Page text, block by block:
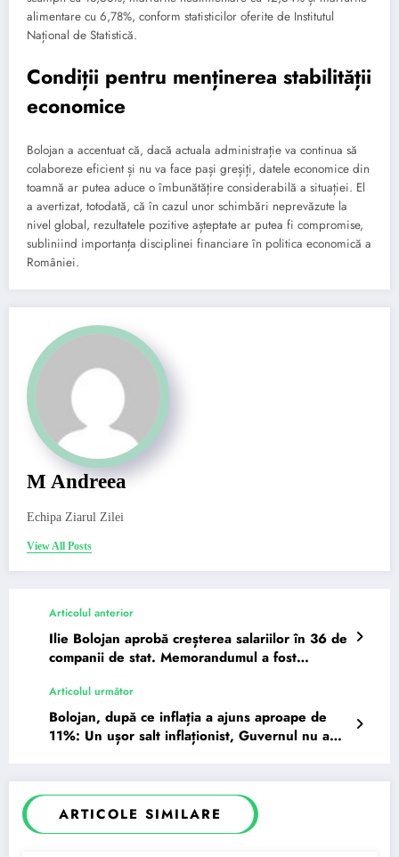
alimentare cu 6,78%, conform statisticilor oferite de Institutul
Național de Statistică.
Condiții pentru menținerea stabilității
economice
Bolojan a accentuat că, dacă actuala administrație va continua să
colaboreze eficient și nu va face pași greșiți, datele economice din
toamnă ar putea aduce o îmbunătățire considerabilă a situației. El
a avertizat, totodată, că în cazul unor schimbări neprevăzute la
nivel global, rezultatele pozitive așteptate ar putea fi compromise,
subliniind importanța disciplinei financiare în politica economică a
României.
M Andreea
Echipa Ziarul Zilei
View All Posts
Articolul anterior
Ilie Bolojan aprobă creșterea salariilor în 36 de
companii de stat. Memorandumul a fost
Articolul următor
Bolojan, după ce inflația a ajuns aproape de
11%: Un ușor salt inflaționist, Guvernul nu a
ARTICOLE SIMILARE